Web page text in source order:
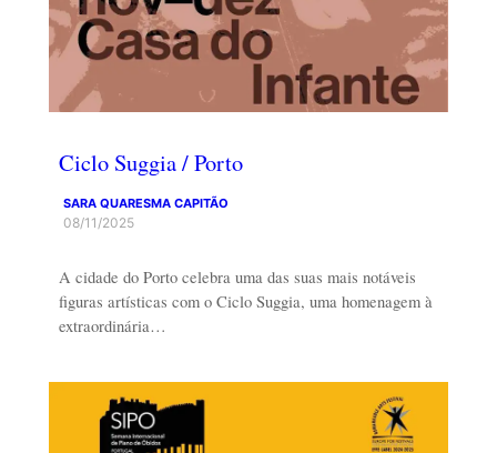
Ciclo Suggia / Porto
SARA QUARESMA CAPITÃO
08/11/2025
A cidade do Porto celebra uma das suas mais notáveis
figuras artísticas com o Ciclo Suggia, uma homenagem à
extraordinária…